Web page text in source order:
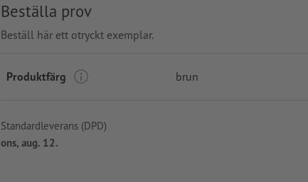
Beställa prov
Beställ här ett otryckt exemplar.
Produktfärg brun
Standardleverans (DPD)
ons, aug. 12.